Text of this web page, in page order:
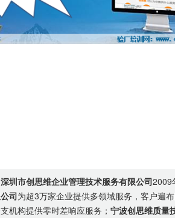
深圳市创思维企业管理技术服务有限公司2009
司为超3万家企业提供多领域服务，客户遍
机构提供零时差响应服务；宁波创思维质量